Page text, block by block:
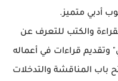
أدبي متميز.
والكتب للتعرف عن
وتقديم قراءات في أعماله
باب المناقشة والتدخلات